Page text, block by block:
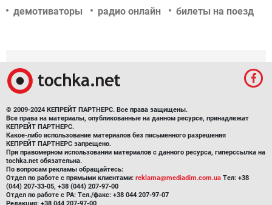
демотиваторы радио онлайн билеты на поезд
© 2009-2024 КЕПРЕЙТ ПАРТНЕРС. Все права защищены.
Все права на материалы, опубликованные на данном ресурсе, принадлежат
КЕПРЕЙТ ПАРТНЕРС.
Какое-либо использование материалов без письменного разрешения
КЕПРЕЙТ ПАРТНЕРС запрещено.
При правомерном использовании материалов с данного ресурса, гиперссылка на
tochka.net обязательна.
По вопросам рекламы обращайтесь:
Отдел по работе с прямыми клиентами: reklama@mediadim.com.ua Тел: +38
(044) 207-33-05, +38 (044) 207-97-00
Отдел по работе с РА: Тел./факс: +38 044 207-97-07